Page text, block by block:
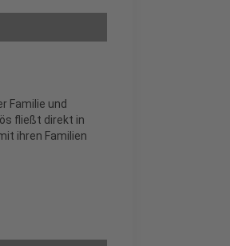
Familie und
fließt direkt in
ihren Familien